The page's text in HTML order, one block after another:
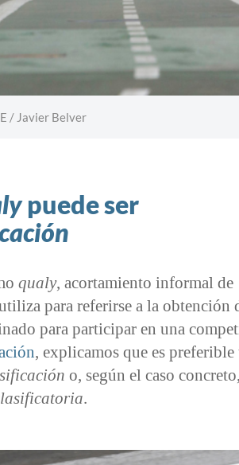
/ Javier Belver
puede ser
qualy, acortamiento informal de
para referirse a la obtención
para participar en una
, explicamos que es
o, según el caso
.